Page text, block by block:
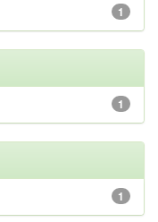
1
1
1